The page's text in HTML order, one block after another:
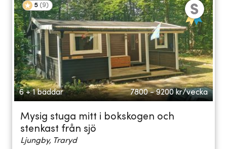
5 (9)
6 + 1 bäddar 7800 - 9200 kr/vecka
Mysig stuga mitt i bokskogen och
stenkast från sjö
Ljungby, Traryd